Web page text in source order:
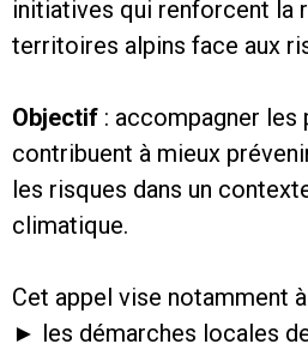
initiatives qui renforcent la
territoires alpins face aux
Objectif : accompagner les
contribuent à mieux
les risques dans un
climatique.
Cet appel vise notamment
► les démarches locales